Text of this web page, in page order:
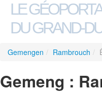
LE
DU GRAND-
Gemengen / Rambrouch /
Gemeng :